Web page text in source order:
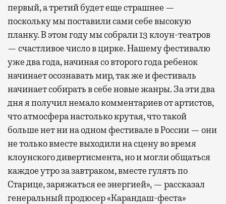
первый, а третий будет еще страшнее —
поскольку мы поставили сами себе высокую
планку. В этом году мы собрали 13 клоун-театров
— счастливое число в цирке. Нашему фестивалю
уже два года, начиная со второго года ребенок
начинает осознавать мир, так же и фестиваль
начинает собирать в себе новые жанры. За эти два
дня я получил немало комментариев от артистов,
что атмосфера настолько крутая, что такой
больше нет ни на одном фестивале в России — они
не только вместе выходили на сцену во время
клоунского дивертисмента, но и могли общаться
каждое утро за завтраком, вместе гулять по
Старице, заряжаться ее энергией», — рассказал
генеральный продюсер «Карандаш-феста»